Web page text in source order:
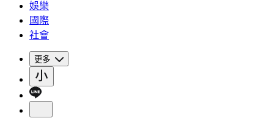
娛樂
國際
社會
更多